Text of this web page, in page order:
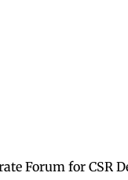
Forum for CSR